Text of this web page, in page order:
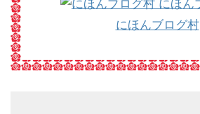
にほんブログ村